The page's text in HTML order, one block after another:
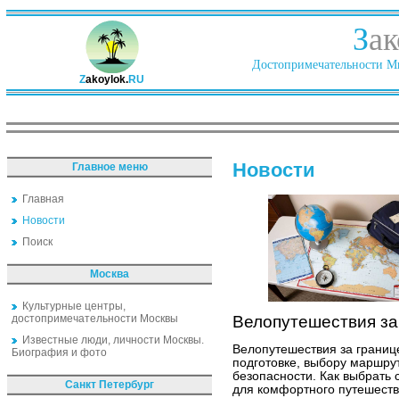
Zakoylok.RU
З
Достопримечательности
Главное меню
Главная
Новости
Поиск
Москва
Культурные центры,
достопримечательности Москвы
Известные люди, личности Москвы.
Биография и фото
Санкт Петербург
Новости
Велопутешествия
Велопутешествия за
подготовке, выбору
безопасности. Как выбрать
для комфортного